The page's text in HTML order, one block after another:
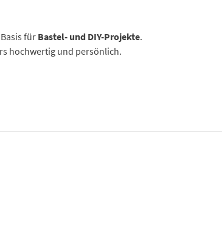
für Bastel- und DIY-Projekte.
hochwertig und persönlich.